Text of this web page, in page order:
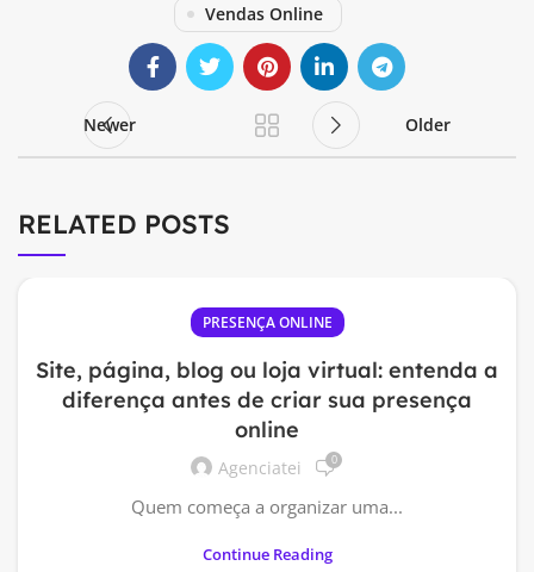
Vendas Online
Newer Older
RELATED POSTS
PRESENÇA ONLINE
Site, página, blog ou loja virtual: entenda a
diferença antes de criar sua presença
online
Agenciatei 0
Quem começa a organizar uma...
Continue Reading